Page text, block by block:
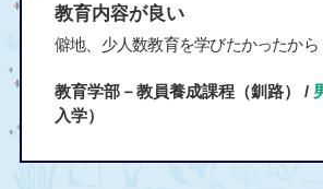
教育内容が良い
僻地、少人数教育を学びたかったから
教育学部－教員養成課程（釧路） /
入学）